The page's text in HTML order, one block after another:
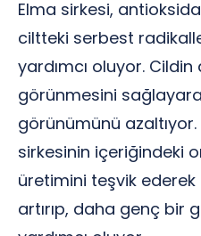
Elma sirkesi,
ciltteki serbest
yardımcı oluyor. Cildin
görünmesini
görünümünü
sirkesinin içeriğindeki
üretimini teşvik
artırıp, daha genç bir